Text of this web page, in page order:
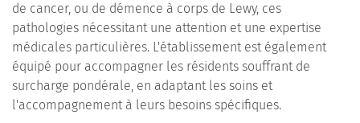
de cancer, ou de démence à corps de Lewy, ces
pathologies nécessitant une attention et une expertise
médicales particulières. L'établissement est également
équipé pour accompagner les résidents souffrant de
surcharge pondérale, en adaptant les soins et
l'accompagnement à leurs besoins spécifiques.